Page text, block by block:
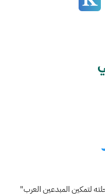
لتمكين المبدعين العرب"